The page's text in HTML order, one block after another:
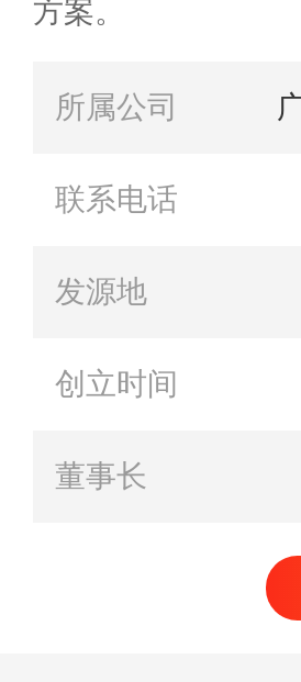
方案。
所属公司
联系电话
发源地
创立时间
董事长